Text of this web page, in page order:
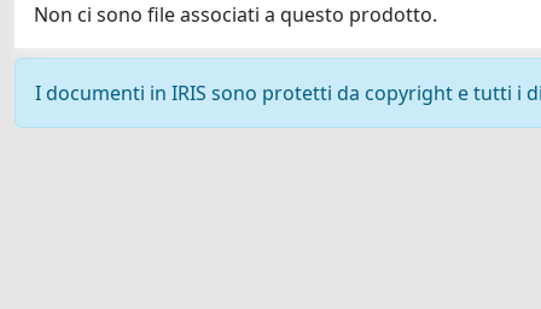
Non ci sono file associati a questo prodotto.
I documenti in IRIS sono protetti da copyright e tutti i